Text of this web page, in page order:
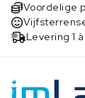
Voordelige
Levering 1